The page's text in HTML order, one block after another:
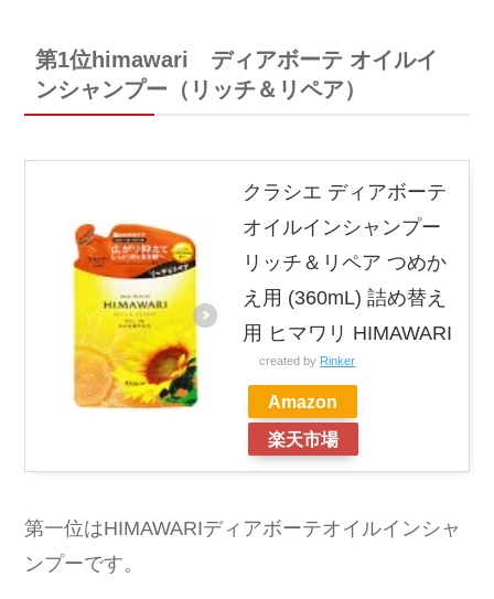
第1位himawari ディアボーテ オイルイ
ンシャンプー（リッチ＆リペア）
クラシエ ディアボーテ
オイルインシャンプー
リッチ＆リペア つめか
え用 (360mL) 詰め替え
用 ヒマワリ HIMAWARI
created by Rinker
Amazon
楽天市場
第一位はHIMAWARIディアボーテオイルインシャ
ンプーです。